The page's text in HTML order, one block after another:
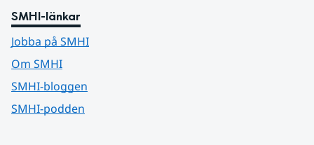
SMHI-länkar
Jobba på SMHI
Om SMHI
SMHI-bloggen
SMHI-podden